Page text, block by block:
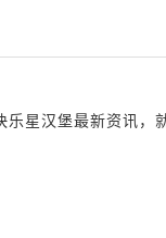
乐星汉堡最新资讯